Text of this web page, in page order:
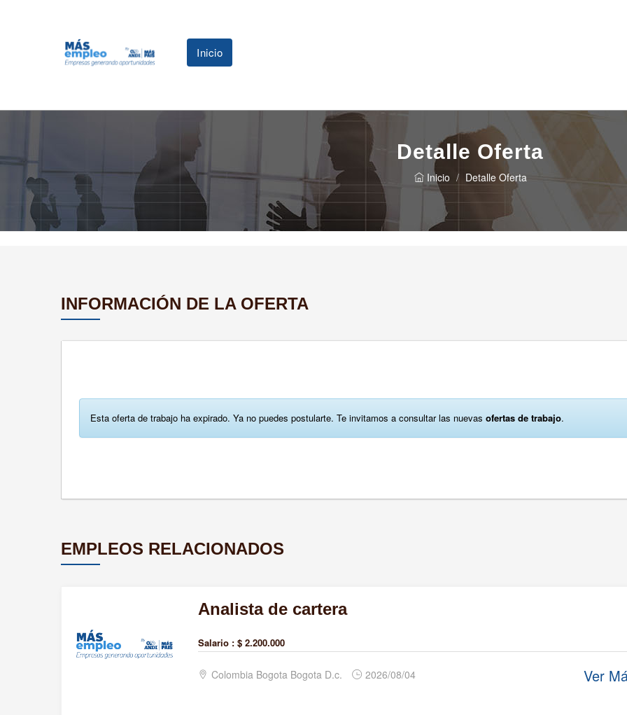
Inicio
Detalle Oferta
Inicio Detalle Oferta
INFORMACIÓN DE LA OFERTA
Esta oferta de trabajo ha expirado. Ya no puedes postularte. Te invitamos a consultar las nuevas ofertas de trabajo.
EMPLEOS RELACIONADOS
Analista de cartera
Salario : $ 2.200.000
Colombia Bogota Bogota D.c. 2026/08/04 Ver